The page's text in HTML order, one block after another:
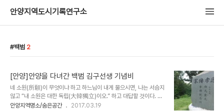
안양지역도시기록연구소
백범 2
[안양]안양을 다녀간 백범 김구선생 기념비
네 소원(所願)이 무엇이냐 하고 하느님이 내게 물으시면, 나는 서슴지
않고 “내 소원은 대한 독립(大韓獨立)이오.” 하고 대답할 것이다. 그
다음 소원은 무엇이냐 하면, 나는 또 “우리나라의 독립이오.” 할 것이
안양지역명소/숨은공간 2017.03.19